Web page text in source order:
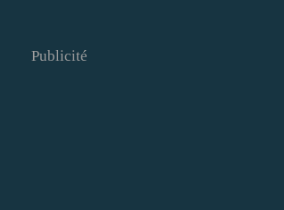
Publicité